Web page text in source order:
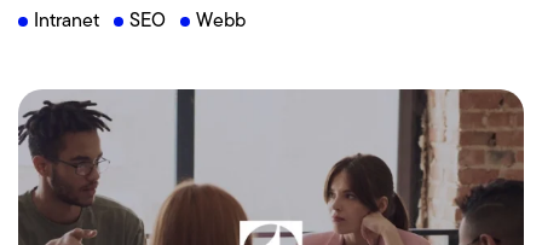
Intranet SEO Webb